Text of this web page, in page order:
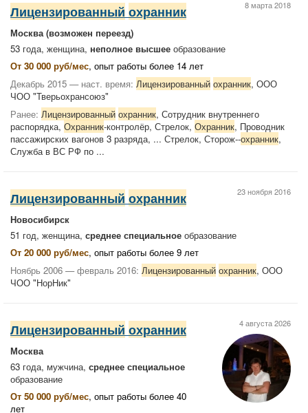
8 марта 2018
Лицензированный охранник
Москва(возможен переезд)
53 года, женщина, неполное высшее образование
От 30 000 руб/мес, опыт работы более 14 лет
Декабрь 2015 — наст. время: Лицензированный охранник, ООО
ЧОО "Тверьохрансоюз"
Ранее: Лицензированный охранник, Сотрудник внутреннего
распорядка, Охранник-контролёр, Стрелок, Охранник, Проводник
пассажирских вагонов 3 разряда, ... Стрелок, Сторож--охранник,
Служба в ВС РФ по ...
23 ноября 2016
Лицензированный охранник
Новосибирск
51 год, женщина, среднее специальное образование
От 20 000 руб/мес, опыт работы более 9 лет
Ноябрь 2006 — февраль 2016: Лицензированный охранник, ООО
ЧОО "НорНик"
4 августа 2026
Лицензированный охранник
Москва
63 года, мужчина, среднее специальное
образование
От 50 000 руб/мес, опыт работы более 40
лет